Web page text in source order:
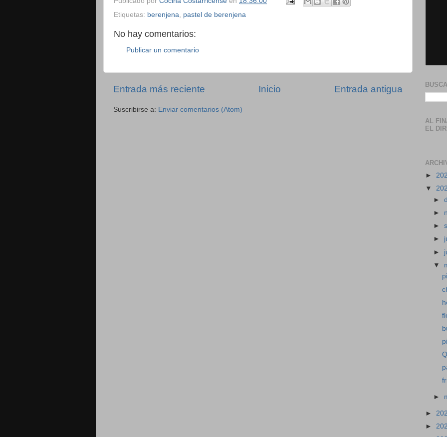
Etiquetas: berenjena pastel de berenjena
No hay comentarios:
Publicar un comentario
Entrada más reciente Entrada antigua
Inicio
Suscribirse a: Enviar comentarios (Atom)
AL
EL
►
▼
►
►
►
►
►
▼
►
►
►